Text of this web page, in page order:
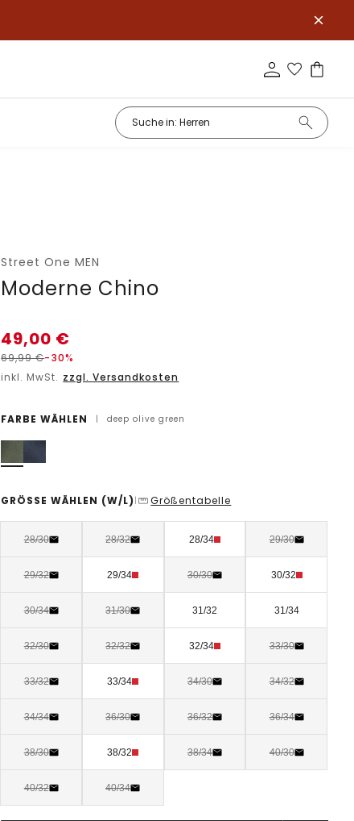
Street One MEN
Moderne Chino
49,00 €
69,99€-30%
inkl. MwSt. zzgl. Versandkosten
FARBE WÄHLEN | deep olive green
GRÖSSE WÄHLEN (W/L) | Größentabelle
28/30 28/32 28/34 29/30
29/32 29/34 30/30 30/32
30/34 31/30 31/32 31/34
32/30 32/32 32/34 33/30
33/32 33/34 34/30 34/32
34/34 36/30 36/32 36/34
38/30 38/32 38/34 40/30
40/32 40/34